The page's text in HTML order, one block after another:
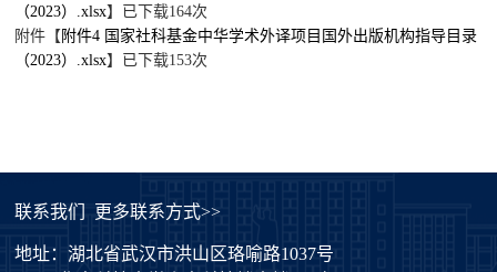
（2023）.xlsx】已下载164次
附件【 附件4 国家社科基金中华学术外译项目国外出版机构指导目录
（2023）.xlsx】已下载153次
联系我们 更多联系方式>>
地址：湖北省武汉市洪山区珞喻路1037号